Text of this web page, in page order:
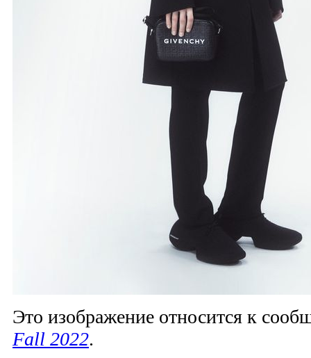
Это изображение относится к
Fall 2022.